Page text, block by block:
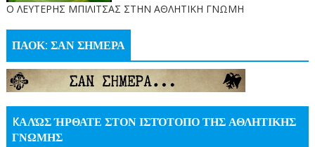
O ΛΕΥΤΕΡΗΣ ΜΠΙΛΙΤΣΑΣ ΣΤΗΝ ΑΘΛΗΤΙΚΗ ΓΝΩΜΗ
ΠΑΟΚ: ΣΑΝ ΣΗΜΕΡΑ
KΑΛΏΣ ΉΡΘΑΤΕ ΣΤΟΝ ΙΣΤΌΤΟΠΟ ΤΗΣ ΑΘΛΗΤΙΚΗΣ
ΓΝΩΜΗΣ